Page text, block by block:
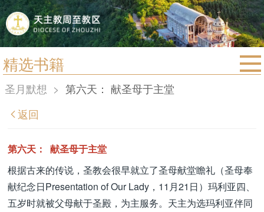
精选书籍
首页
宗教法规
教区简介
信仰文萃
教会圣月
圣月默想 > 第六天： 献圣母于主堂
返回
第六天： 献圣母于主堂
根据古来的传说，圣教会很早就立了圣母献堂瞻礼（圣母奉
献纪念日Presentation of Our Lady，11月21日）玛利亚四、
五岁时就被父母献于圣殿，为主服务。天主为选玛利亚伴同